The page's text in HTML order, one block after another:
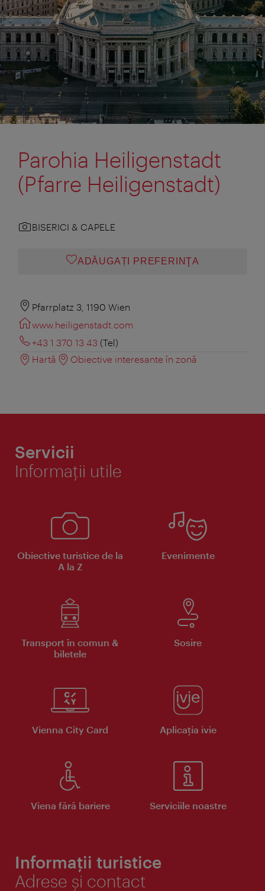
Parohia Heiligenstadt
(Pfarre Heiligenstadt)
BISERICI & CAPELE
ADĂUGAȚI PREFERINŢA
Pfarrplatz 3, 1190 Wien
www.heiligenstadt.com
+43 1 370 13 43 (Tel)
Hartă
Obiective interesante în zonă
Servicii
Informaţii utile
Obiective turistice de la
A la Z
Evenimente
Transport în comun &
biletele
Sosire
Vienna City Card Aplicaţia ivie
Viena fără bariere Serviciile noastre
Informații turistice
Adrese și contact